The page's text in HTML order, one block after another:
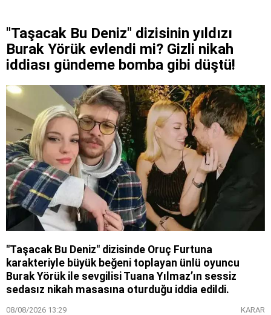
"Taşacak Bu Deniz" dizisinin yıldızı
Burak Yörük evlendi mi? Gizli nikah
iddiası gündeme bomba gibi düştü!
"Taşacak Bu Deniz" dizisinde Oruç Furtuna
karakteriyle büyük beğeni toplayan ünlü oyuncu
Burak Yörük ile sevgilisi Tuana Yılmaz’ın sessiz
sedasız nikah masasına oturduğu iddia edildi.
08/08/2026 13:29 KARAR